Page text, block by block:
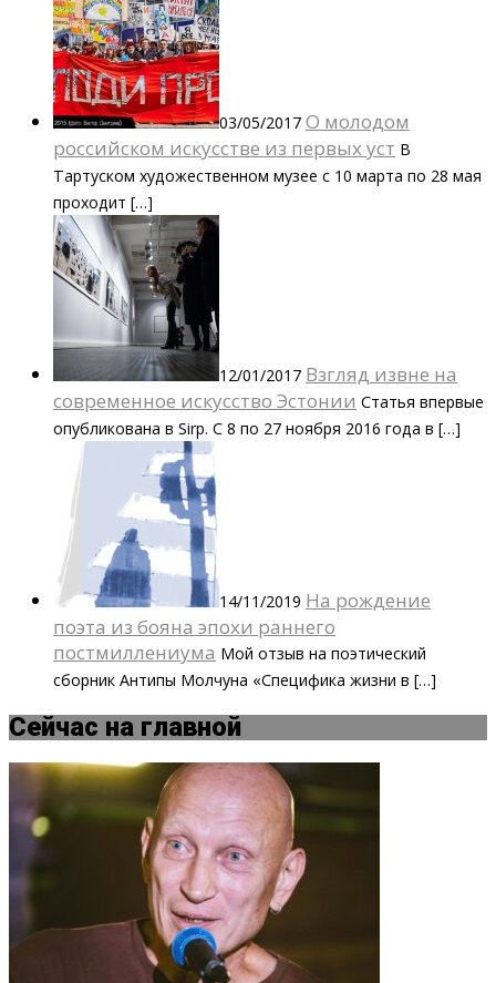
03/05/2017 О молодом
российском искусстве из первых уст В
Тартуском художественном музее c 10 марта по 28 мая
проходит […]
12/01/2017 Взгляд извне на
современное искусство Эстонии Статья впервые
опубликована в Sirp. С 8 по 27 ноября 2016 года в […]
14/11/2019 На рождение
поэта из бояна эпохи раннего
постмиллениума Мой отзыв на поэтический
сборник Антипы Молчуна «Специфика жизни в […]
Сейчас на главной